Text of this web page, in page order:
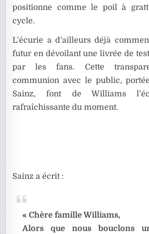
positionne comme le poil à
cycle.
L’écurie a d’ailleurs déjà
futur en dévoilant une livrée de
par les fans. Cette
communion avec le public,
Sainz, font de Williams
rafraîchissante du moment.
Sainz a écrit :
« Chère famille Williams,
Alors que nous bouclons